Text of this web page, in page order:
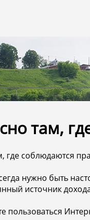
там,
где соблюдаются
нужно быть
источник
пользоваться